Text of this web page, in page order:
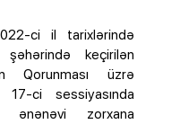
ci il tarixlərində
şəhərində keçirilən
Qorunması üzrə
17-ci sessiyasında
ənənəvi zorxana